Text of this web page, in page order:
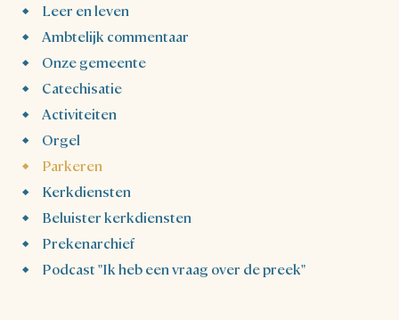
Leer en leven
Ambtelijk commentaar
Onze gemeente
Catechisatie
Activiteiten
Orgel
Parkeren
Kerkdiensten
Beluister kerkdiensten
Prekenarchief
Podcast "Ik heb een vraag over de preek"